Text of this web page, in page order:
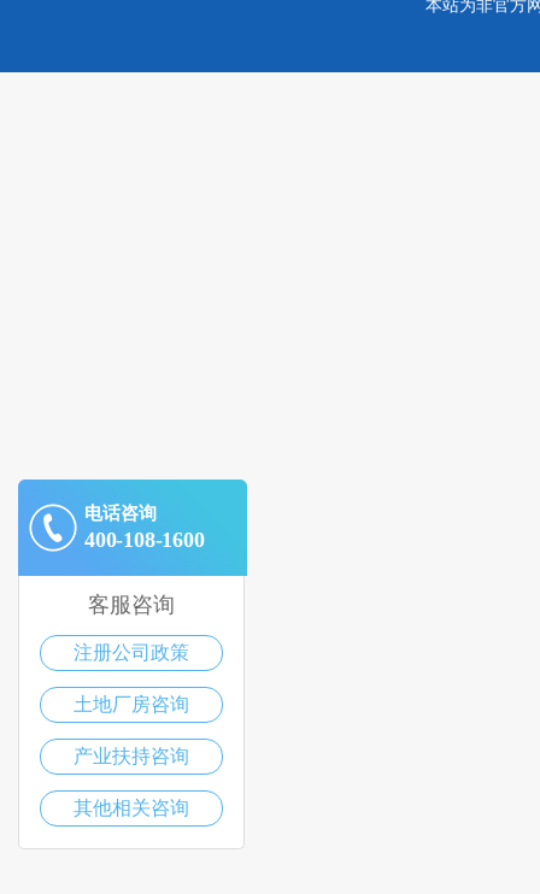
本站为非官方
电话咨询
400-108-1600
客服咨询
注册公司政策
土地厂房咨询
产业扶持咨询
其他相关咨询